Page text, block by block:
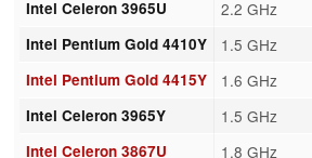
Intel Celeron 3965U 2.2 GHz
Intel Pentium Gold 4410Y 1.5 GHz
Intel Pentium Gold 4415Y 1.6 GHz
Intel Celeron 3965Y 1.5 GHz
Intel Celeron 3867U 1.8 GHz